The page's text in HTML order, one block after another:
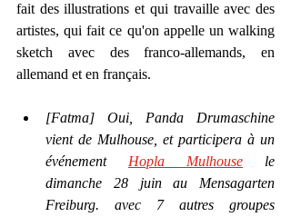
fait des illustrations et qui travaille avec des
artistes, qui fait ce qu'on appelle un walking
sketch avec des franco-allemands, en
allemand et en français.
[Fatma] Oui, Panda Drumaschine
vient de Mulhouse, et participera à un
événement Hopla Mulhouse le
dimanche 28 juin au Mensagarten
Freiburg. avec 7 autres groupes